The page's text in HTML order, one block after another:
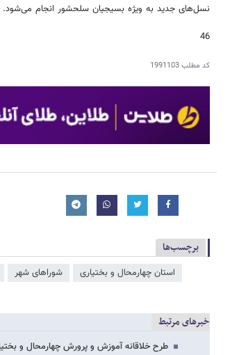
نسل‌های جدید به ویژه بسیجیان سلحشور انجام می‌شود.
46
کد مطلب1991103
برچسب‌ها
استان چهارمحال و بختیاری شوراهای شهر
خبرهای مرتبط
طرح خلاقانه آموزش و پرورش چهارمحال و بختیاری جز ۵ طرح